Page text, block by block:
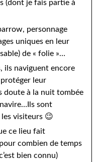
(dont je fais partie à
personnage
uniques en leur
de « folie »…
ils naviguent encore
leur
doute à la nuit tombée
sont
visiteurs 😉
ce lieu fait
combien de temps
bien connu)